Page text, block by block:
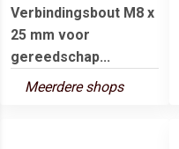
Verbindingsbout M8 x
25 mm voor
gereedschap...
Meerdere shops